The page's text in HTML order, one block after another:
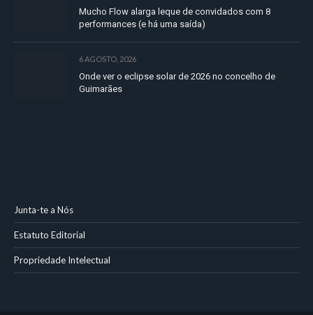
Mucho Flow alarga leque de convidados com 8
performances (e há uma saída)
6 AGOSTO, 2026
Onde ver o eclipse solar de 2026 no concelho de
Guimarães
Junta-te a Nós
Estatuto Editorial
Propriedade Intelectual